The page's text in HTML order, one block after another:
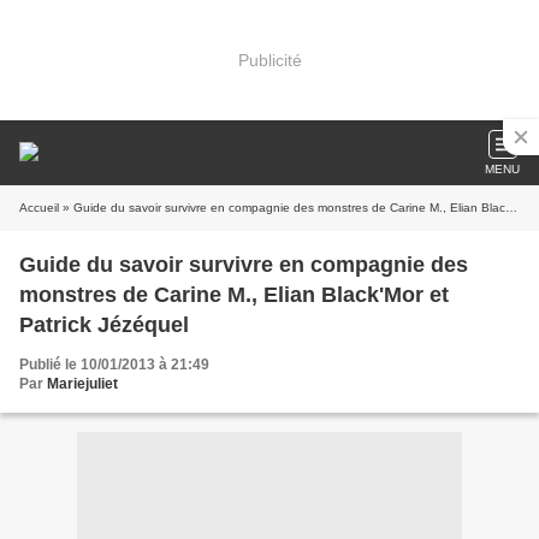
Publicité
MENU
Accueil » Guide du savoir survivre en compagnie des monstres de Carine M., Elian Black'Mor et Patrick Jézéquel
Guide du savoir survivre en compagnie des
monstres de Carine M., Elian Black'Mor et
Patrick Jézéquel
Publié le 10/01/2013 à 21:49
Par Mariejuliet